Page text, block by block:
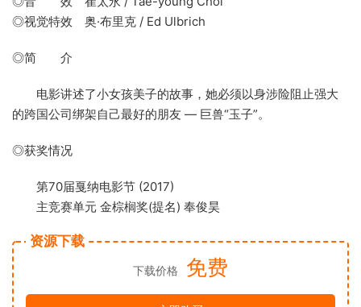
◎视觉特效 奥·布里克 / Ed Ulbrich
◎简 介
电影讲述了小女孩美子的故事，她必须以身涉险阻止强大
的跨国公司绑架自己最好的朋友 — 巨兽“玉子”。
◎获奖情况
第70届戛纳电影节 (2017)
主竞赛单元 金棕榈奖(提名) 奉俊昊
资源下载
下载价格 免费